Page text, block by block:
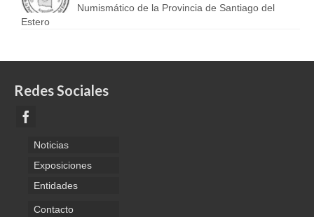
Numismático de la Provincia de Santiago del
Estero
Redes Sociales
Noticias
Exposiciones
Entidades
Contacto